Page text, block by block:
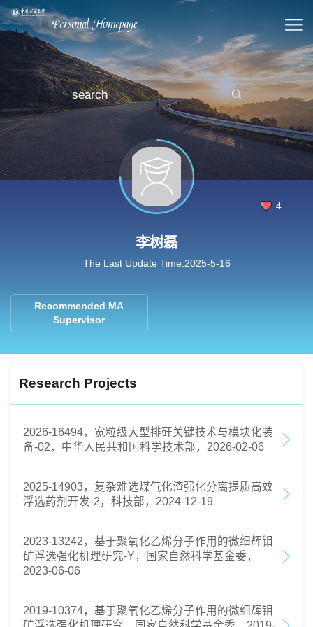
4
李树磊
The Last Update Time:2025-5-16
Recommended MA
Supervisor
Research Projects
2026-16494，宽粒级大型排矸关键技术与模块化装
备-02，中华人民共和国科学技术部，2026-02-06
2025-14903，复杂难选煤气化渣强化分离提质高效
浮选药剂开发-2，科技部，2024-12-19
2023-13242，基于聚氧化乙烯分子作用的微细辉钼
矿浮选强化机理研究-Y，国家自然科学基金委，
2023-06-06
2019-10374，基于聚氧化乙烯分子作用的微细辉钼